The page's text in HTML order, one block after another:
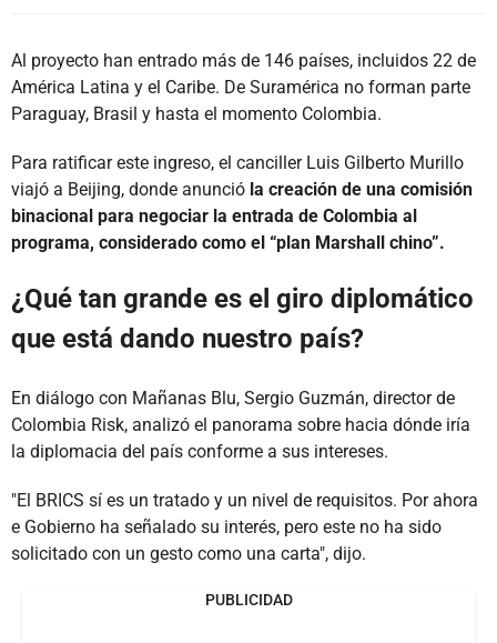
Al proyecto han entrado más de 146 países, incluidos 22 de
América Latina y el Caribe. De Suramérica no forman parte
Paraguay, Brasil y hasta el momento Colombia.
Para ratificar este ingreso, el canciller Luis Gilberto Murillo
viajó a Beijing, donde anunció la creación de una comisión
binacional para negociar la entrada de Colombia al
programa, considerado como el “plan Marshall chino”.
¿Qué tan grande es el giro diplomático
que está dando nuestro país?
En diálogo con Mañanas Blu, Sergio Guzmán, director de
Colombia Risk, analizó el panorama sobre hacia dónde iría
la diplomacia del país conforme a sus intereses.
"El BRICS sí es un tratado y un nivel de requisitos. Por ahora
e Gobierno ha señalado su interés, pero este no ha sido
solicitado con un gesto como una carta", dijo.
PUBLICIDAD